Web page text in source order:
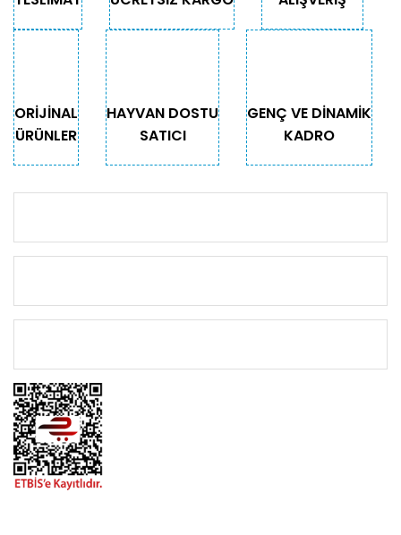
ORİJİNAL
ÜRÜNLER
HAYVAN DOSTU
SATICI
GENÇ VE DİNAMİK
KADRO